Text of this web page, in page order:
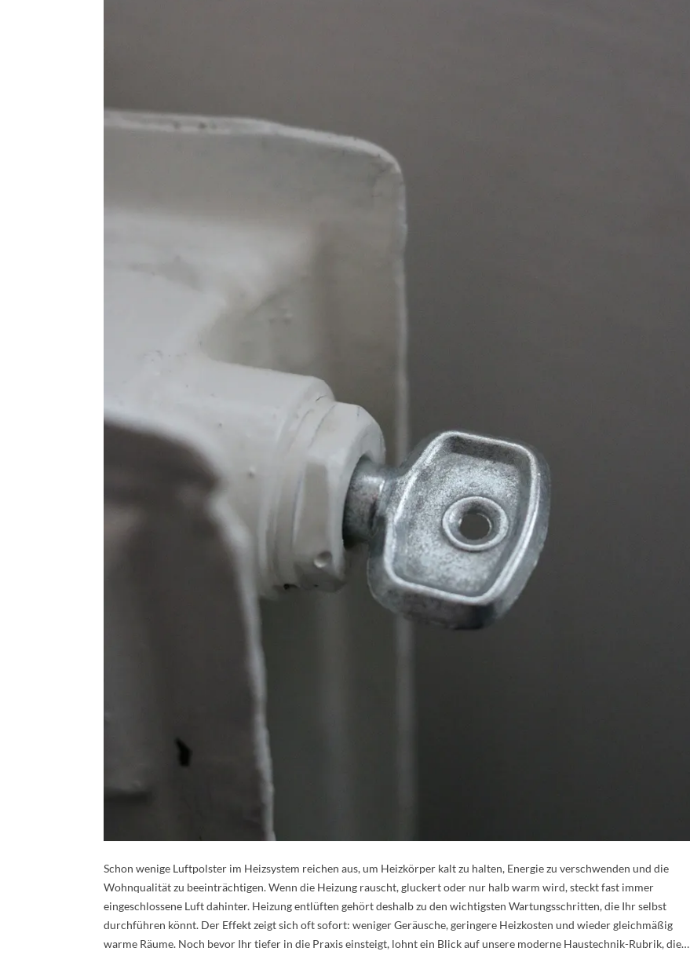
Schon wenige Luftpolster im Heizsystem reichen aus, um Heizkörper kalt zu halten, Energie zu verschwenden und die
Wohnqualität zu beeinträchtigen. Wenn die Heizung rauscht, gluckert oder nur halb warm wird, steckt fast immer
eingeschlossene Luft dahinter. Heizung entlüften gehört deshalb zu den wichtigsten Wartungsschritten, die Ihr selbst
durchführen könnt. Der Effekt zeigt sich oft sofort: weniger Geräusche, geringere Heizkosten und wieder gleichmäßig
warme Räume. Noch bevor Ihr tiefer in die Praxis einsteigt, lohnt ein Blick auf unsere moderne Haustechnik-Rubrik, die…